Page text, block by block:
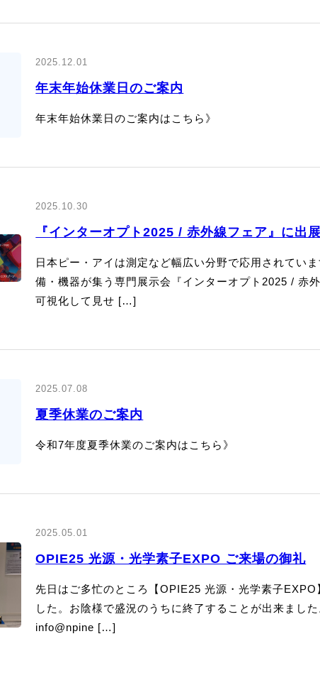
2025.12.01
年末年始休業日のご案内
年末年始休業日のご案内はこちら》
2025.10.30
『インターオプト2025 / 赤外線フェア』に出
日本ピー・アイは測定など幅広い分野で応用されてい
備・機器が集う専門展示会『インターオプト2025 / 赤
可視化して見せ […]
2025.07.08
夏季休業のご案内
令和7年度夏季休業のご案内はこちら》
2025.05.01
OPIE25 光源・光学素子EXPO ご来場の御礼
先日はご多忙のところ【OPIE25 光源・光学素子
した。お陰様で盛況のうちに終了することが出来まし
info@npine […]